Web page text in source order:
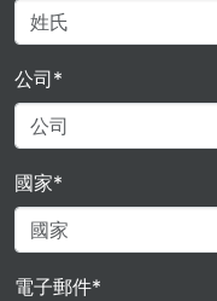
公司*
國家*
電子郵件*